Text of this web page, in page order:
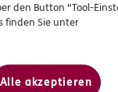
den Button "Tool-
finden Sie unter
Alle akzeptieren